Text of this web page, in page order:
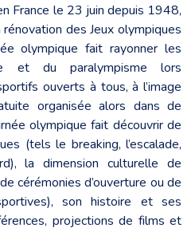
France le 23 juin depuis 1948,
des Jeux olympiques
olympique fait rayonner les
et du paralympisme lors
ouverts à tous, à l’image
organisée alors dans de
olympique fait découvrir de
(tels le breaking, l’escalade,
la dimension culturelle de
cérémonies d’ouverture ou de
son histoire et ses
projections de films et